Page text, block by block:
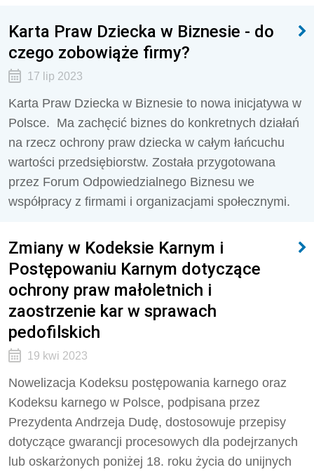
Karta Praw Dziecka w Biznesie - do
czego zobowiąże firmy?
17 lip 2023
Karta Praw Dziecka w Biznesie to nowa inicjatywa w
Polsce. Ma zachęcić biznes do konkretnych działań
na rzecz ochrony praw dziecka w całym łańcuchu
wartości przedsiębiorstw. Została przygotowana
przez Forum Odpowiedzialnego Biznesu we
współpracy z firmami i organizacjami społecznymi.
Zmiany w Kodeksie Karnym i
Postępowaniu Karnym dotyczące
ochrony praw małoletnich i
zaostrzenie kar w sprawach
pedofilskich
19 kwi 2023
Nowelizacja Kodeksu postępowania karnego oraz
Kodeksu karnego w Polsce, podpisana przez
Prezydenta Andrzeja Dudę, dostosowuje przepisy
dotyczące gwarancji procesowych dla podejrzanych
lub oskarżonych poniżej 18. roku życia do unijnych